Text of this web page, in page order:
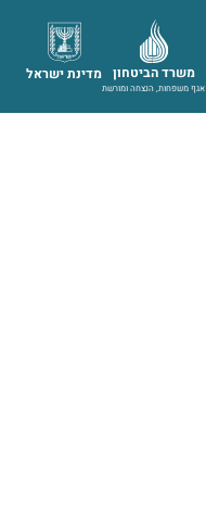
מדינת ישראל משרד הביטחון
אגף משפחות, הנצחה ומורשת